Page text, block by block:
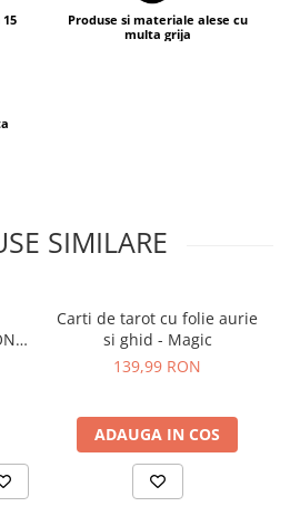
Produse si materiale alese cu
multa grija
SIMILARE
-
Carti de tarot cu folie aurie
si ghid - Magic
139,99 RON
ADAUGA IN COS